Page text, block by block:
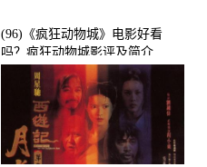
(96)《疯狂动物城》电影好看
吗？疯狂动物城影评及简介